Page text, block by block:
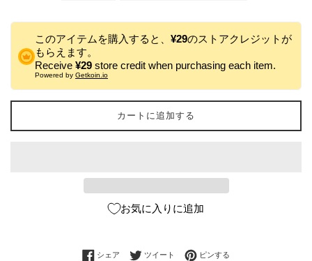
このアイテムを購入すると、 ¥29のストアクレジットが
もらえます。
Receive ¥29 store credit when purchasing each item.
Powered by Getkoin.io
カートに追加する
お気に入りに追加
シェア Facebookでシェアする
ツイート Twitterに投稿する
ピンする